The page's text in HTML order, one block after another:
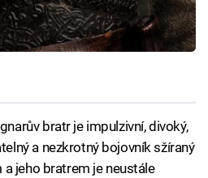
bratr je impulzivní, divoký,
a nezkrotný bojovník sžíraný
jeho bratrem je neustále